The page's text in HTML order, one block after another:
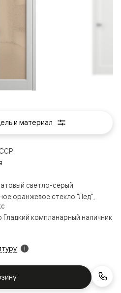
i
светло-серый
оранжевое стекло "Лёд",
Гладкий компланарный наличник
и материал